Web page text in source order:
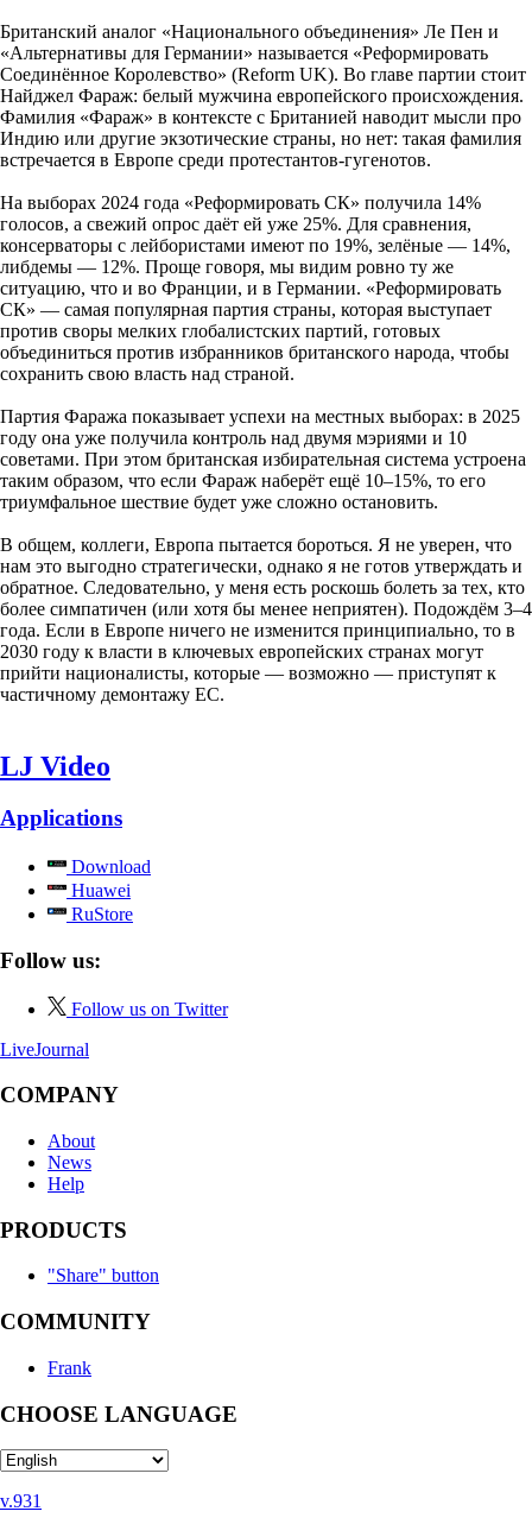
Британский аналог «Национального объединения» Ле Пен и
«Альтернативы для Германии» называется «Реформировать
Соединённое Королевство» (Reform UK). Во главе партии стоит
Найджел Фараж: белый мужчина европейского происхождения.
Фамилия «Фараж» в контексте с Британией наводит мысли про
Индию или другие экзотические страны, но нет: такая фамилия
встречается в Европе среди протестантов-гугенотов.
На выборах 2024 года «Реформировать СК» получила 14%
голосов, а свежий опрос даёт ей уже 25%. Для сравнения,
консерваторы с лейбористами имеют по 19%, зелёные — 14%,
либдемы — 12%. Проще говоря, мы видим ровно ту же
ситуацию, что и во Франции, и в Германии. «Реформировать
СК» — самая популярная партия страны, которая выступает
против своры мелких глобалистских партий, готовых
объединиться против избранников британского народа, чтобы
сохранить свою власть над страной.
Партия Фаража показывает успехи на местных выборах: в 2025
году она уже получила контроль над двумя мэриями и 10
советами. При этом британская избирательная система устроена
таким образом, что если Фараж наберёт ещё 10–15%, то его
триумфальное шествие будет уже сложно остановить.
В общем, коллеги, Европа пытается бороться. Я не уверен, что
нам это выгодно стратегически, однако я не готов утверждать и
обратное. Следовательно, у меня есть роскошь болеть за тех, кто
более симпатичен (или хотя бы менее неприятен). Подождём 3–4
года. Если в Европе ничего не изменится принципиально, то в
2030 году к власти в ключевых европейских странах могут
прийти националисты, которые — возможно — приступят к
частичному демонтажу ЕС.
LJ Video
Applications
Download
Huawei
RuStore
Follow us:
Follow us on Twitter
LiveJournal
COMPANY
About
News
Help
PRODUCTS
"Share" button
COMMUNITY
Frank
CHOOSE LANGUAGE
v.931